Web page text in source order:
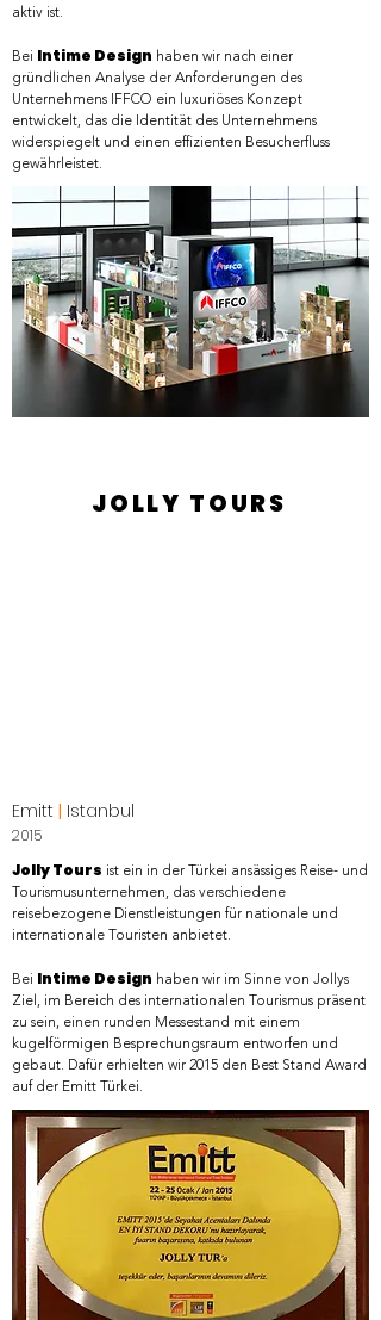
aktiv ist.​
Bei Intime Design haben wir nach einer
gründlichen Analyse der Anforderungen des
Unternehmens IFFCO ein luxuriöses Konzept
entwickelt, das die Identität des Unternehmens
widerspiegelt und einen effizienten Besucherfluss
gewährleistet.
JOLLY TOURS
Emitt | Istanbul
2015
Jolly Tours ist ein in der Türkei ansässiges Reise- und
Tourismusunternehmen, das verschiedene
reisebezogene Dienstleistungen für nationale und
internationale Touristen anbietet.
​Bei Intime Design haben wir im Sinne von Jollys
Ziel, im Bereich des internationalen Tourismus präsent
zu sein, einen runden Messestand mit einem
kugelförmigen Besprechungsraum entworfen und
gebaut. Dafür erhielten wir 2015 den Best Stand Award
auf der Emitt Türkei.​